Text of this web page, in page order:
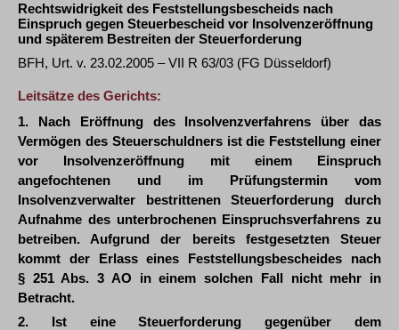
Rechtswidrigkeit des Feststellungsbescheids nach
Einspruch gegen Steuerbescheid vor Insolvenzeröffnung
und späterem Bestreiten der Steuerforderung
BFH, Urt. v. 23.02.2005 – VII R 63/03 (FG Düsseldorf)
Leitsätze des Gerichts:
1. Nach Eröffnung des Insolvenzverfahrens über das
Vermögen des Steuerschuldners ist die Feststellung einer
vor Insolvenzeröffnung mit einem Einspruch
angefochtenen und im Prüfungstermin vom
Insolvenzverwalter bestrittenen Steuerforderung durch
Aufnahme des unterbrochenen Einspruchsverfahrens zu
betreiben. Aufgrund der bereits festgesetzten Steuer
kommt der Erlass eines Feststellungsbescheides nach
§ 251 Abs. 3 AO in einem solchen Fall nicht mehr in
Betracht.
2. Ist eine Steuerforderung gegenüber dem